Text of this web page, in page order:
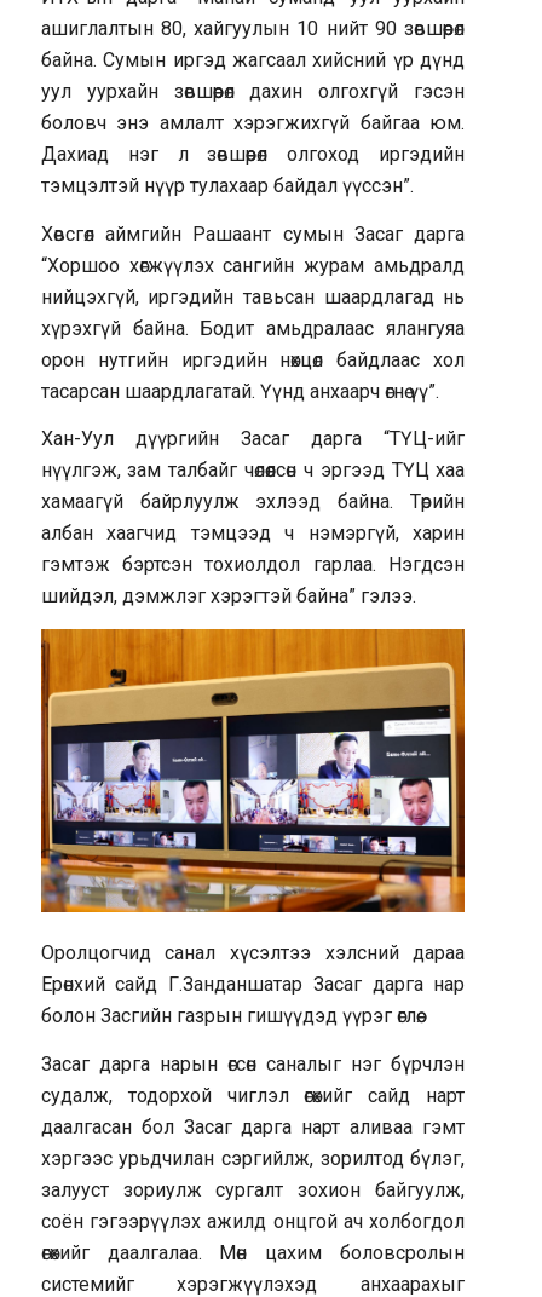
ашиглалтын 80, хайгуулын 10 нийт 90 зөвшөөрөл
байна. Сумын иргэд жагсаал хийсний үр дүнд
уул уурхайн зөвшөөрөл дахин олгохгүй гэсэн
боловч энэ амлалт хэрэгжихгүй байгаа юм.
Дахиад нэг л зөвшөөрөл олгоход иргэдийн
тэмцэлтэй нүүр тулахаар байдал үүссэн”.
Хөвсгөл аймгийн Рашаант сумын Засаг дарга
“Хоршоо хөгжүүлэх сангийн журам амьдралд
нийцэхгүй, иргэдийн тавьсан шаардлагад нь
хүрэхгүй байна. Бодит амьдралаас ялангуяа
орон нутгийн иргэдийн нөхцөл байдлаас хол
тасарсан шаардлагатай. Үүнд анхаарч өгнө үү”.
Хан-Уул дүүргийн Засаг дарга “ТҮЦ-ийг
нүүлгэж, зам талбайг чөлөөлсөн ч эргээд ТҮЦ хаа
хамаагүй байрлуулж эхлээд байна. Төрийн
албан хаагчид тэмцээд ч нэмэргүй, харин
гэмтэж бэртсэн тохиолдол гарлаа. Нэгдсэн
шийдэл, дэмжлэг хэрэгтэй байна” гэлээ.
Оролцогчид санал хүсэлтээ хэлсний дараа
Ерөнхий сайд Г.Занданшатар Засаг дарга нар
болон Засгийн газрын гишүүдэд үүрэг өглөө.
Засаг дарга нарын өгсөн саналыг нэг бүрчлэн
судалж, тодорхой чиглэл өгөхийг сайд нарт
даалгасан бол Засаг дарга нарт аливаа гэмт
хэргээс урьдчилан сэргийлж, зорилтод бүлэг,
залууст зориулж сургалт зохион байгуулж,
соён гэгээрүүлэх ажилд онцгой ач холбогдол
өгөхийг даалгалаа. Мөн цахим боловсролын
системийг хэрэгжүүлэхэд анхаарахыг